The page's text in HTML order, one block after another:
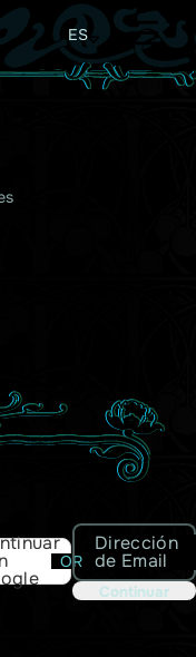
ES
OR
Dirección
de Email
Continuar